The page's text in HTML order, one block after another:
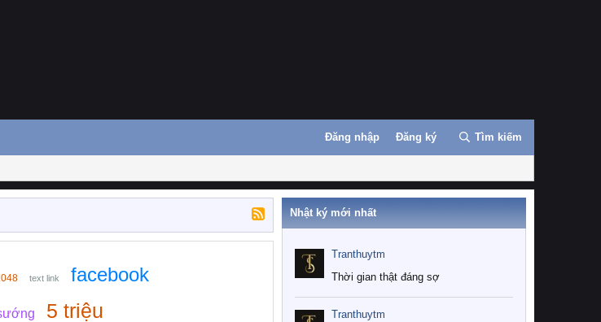
Đăng nhập Đăng ký Tìm kiếm
text link facebook
5 triệu
Nhật ký mới nhất
Tranthuytm
Thời gian thật đáng sợ
Tranthuytm